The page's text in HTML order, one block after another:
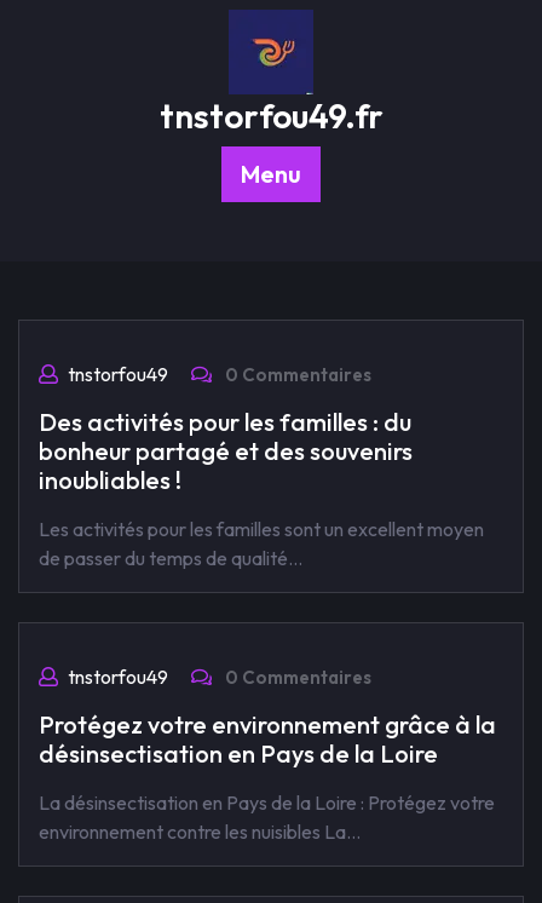
tnstorfou49.fr
Menu
tnstorfou49 0 Commentaires
Des activités pour les familles : du
bonheur partagé et des souvenirs
inoubliables !
Les activités pour les familles sont un excellent moyen
de passer du temps de qualité…
tnstorfou49 0 Commentaires
Protégez votre environnement grâce à la
désinsectisation en Pays de la Loire
La désinsectisation en Pays de la Loire : Protégez votre
environnement contre les nuisibles La…